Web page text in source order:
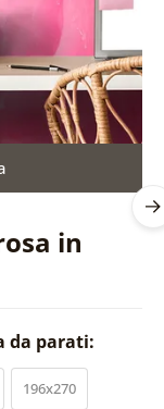
in
da parati:
196x270